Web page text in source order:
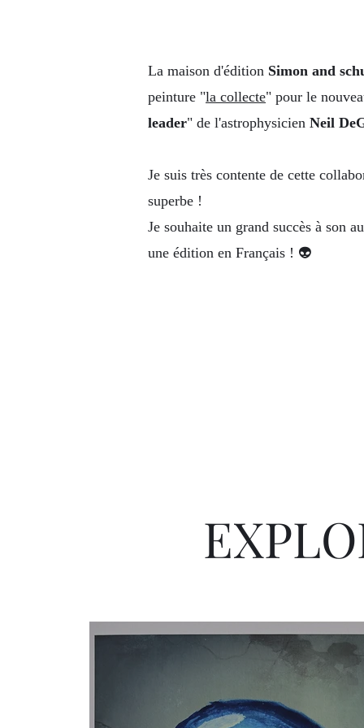
La maison d'édition Simon and
peinture "la collecte" pour le
leader" de l'astrophysicien Neil
Je suis très contente de cette
superbe !
Je souhaite un grand succès à son
une édition en Français ! 👽